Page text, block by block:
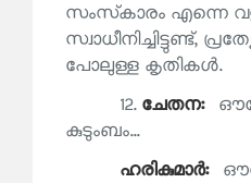
സംസ്‌കാരം എന്നെ
സ്വാധീനിച്ചിട്ടുണ്ട്,
പോലുള്ള കൃതികൾ.
12. ചേതന:
കുടുംബം...
ഹരികുമാര്‍: